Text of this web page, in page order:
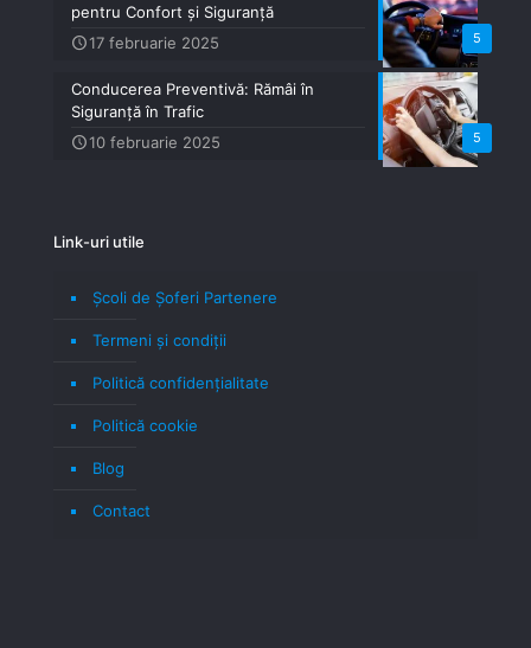
5
pentru Confort și Siguranță
17 februarie 2025
5
Conducerea Preventivă: Rămâi în
Siguranță în Trafic
10 februarie 2025
Link-uri utile
Școli de Șoferi Partenere
Termeni şi condiţii
Politică confidenţialitate
Politică cookie
Blog
Contact